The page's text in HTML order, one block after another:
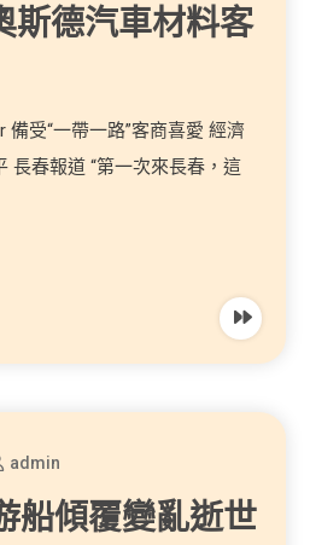
斯德汽車材料客
備受“一帶一路”客商喜愛 經濟
長春報道 “第一次來長春，這
admin
船傾覆變亂逝世